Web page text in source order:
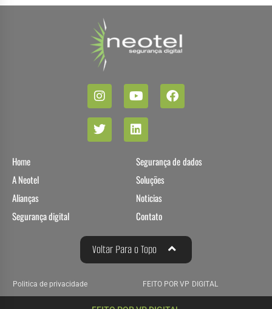
Home
A Neotel
Alianças
Segurança digital
Segurança de dados
Soluções
Noticias
Contato
Voltar Para o Topo
Politica de privacidade FEITO POR VP DIGITAL